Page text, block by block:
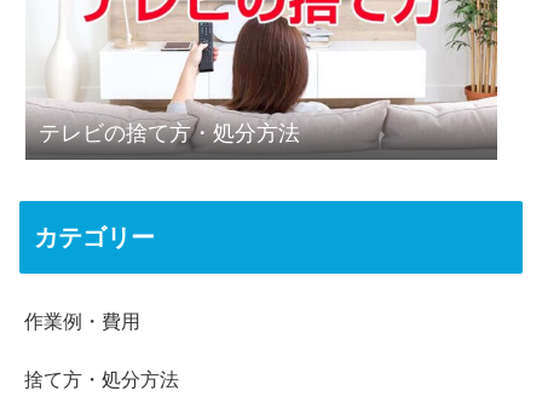
テレビの捨て方・処分方法
カテゴリー
作業例・費用
捨て方・処分方法